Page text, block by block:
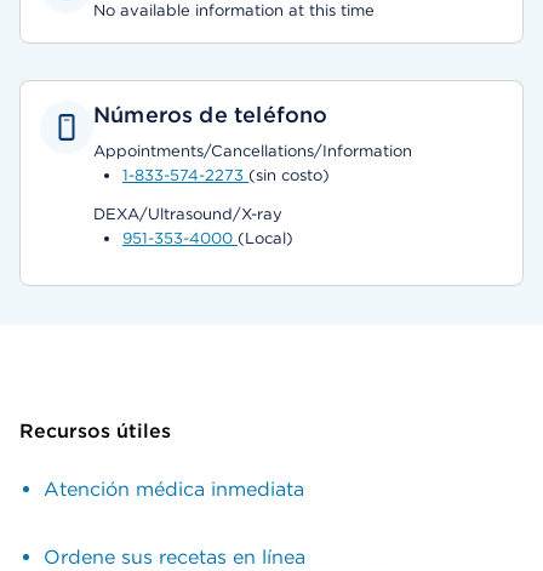
No available information at this time
Números de teléfono
Appointments/Cancellations/Information
1-833-574-2273 (sin costo)
DEXA/Ultrasound/X-ray
951-353-4000 (Local)
Recursos útiles
Atención médica inmediata
Ordene sus recetas en línea